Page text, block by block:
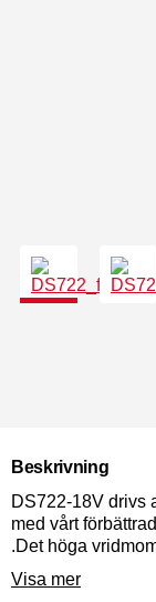
Beskrivning
DS722-18V drivs
med vårt
.Det höga
till en idealisk
sin kraft har
Visa mer